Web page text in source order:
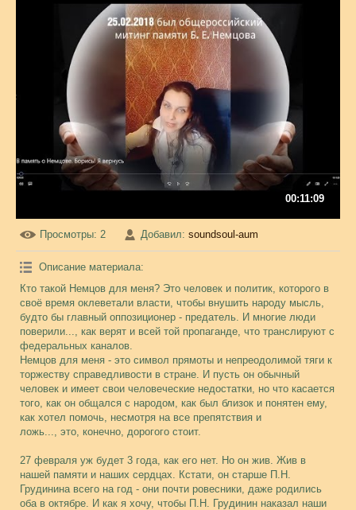
00:11:09
Просмотры: 2 Добавил: soundsoul-aum
Описание материала:
Кто такой Немцов для меня? Это человек и политик, которого в
своё время оклеветали власти, чтобы внушить народу мысль,
будто бы главный оппозиционер - предатель. И многие люди
поверили..., как верят и всей той пропаганде, что транслируют с
федеральных каналов.
Немцов для меня - это символ прямоты и непреодолимой тяги к
торжеству справедливости в стране. И пусть он обычный
человек и имеет свои человеческие недостатки, но что касается
того, как он общался с народом, как был близок и понятен ему,
как хотел помочь, несмотря на все препятствия и
ложь..., это, конечно, дорогого стоит.
27 февраля уж будет 3 года, как его нет. Но он жив. Жив в
нашей памяти и наших сердцах. Кстати, он старше П.Н.
Грудинина всего на год - они почти ровесники, даже родились
оба в октябре. И как я хочу, чтобы П.Н. Грудинин наказал наши